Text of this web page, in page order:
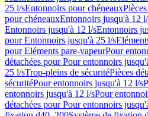
25 l/sEntonnoirs pour chéneaux
pour chéneauxEntonnoirs jusqu'à 12
Entonnoirs jusqu'à 12 l/sEntonnoirs
pour Entonnoirs jusqu'à 25 l/s
pour Eléments pare-vapeurPour
détachées pour Pour entonnoirs
25 l/sTrop-pleins de sécuritéPièces
sécuritéPour entonnoirs jusqu'à 12 l/s
entonnoirs jusqu'à 12 l/sPour
détachées pour Pour entonnoirs